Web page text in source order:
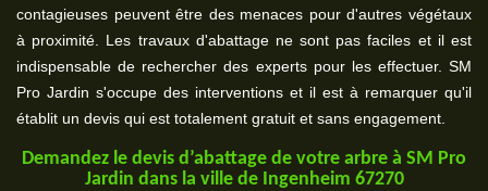
contagieuses peuvent être des menaces pour d'autres végétaux
à proximité. Les travaux d'abattage ne sont pas faciles et il est
indispensable de rechercher des experts pour les effectuer. SM
Pro Jardin s'occupe des interventions et il est à remarquer qu'il
établit un devis qui est totalement gratuit et sans engagement.
Demandez le devis d’abattage de votre arbre à SM Pro
Jardin dans la ville de Ingenheim 67270